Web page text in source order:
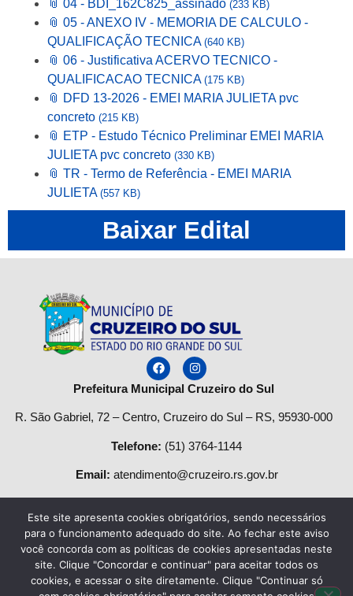
📎 04 - BDI_162C825_assinado (233 KB)
📎 05 - ANEXO IV - MEMORIA DE CALCULO -
QUALIFICAÇÃO TECNICA (640 KB)
📎 06 - Justificativa ACERVO TECNICO -
QUALIFICACAO TECNICA (175 KB)
📎 DFD 13-2026 - EMEI MARIA JULIETA pvc
concreto (215 KB)
📎 ETP - Estudo Técnico Preliminar EMEI MARIA
JULIETA pvc concreto (330 KB)
📎 TR - Termo de Referência - EMEI MARIA
JULIETA (557 KB)
Baixar Edital
Prefeitura Municipal Cruzeiro do Sul
R. São Gabriel, 72 – Centro, Cruzeiro do Sul – RS, 95930-000
Telefone: (51) 3764-1144
Email: atendimento@cruzeiro.rs.gov.br
Segunda a quinta-feira:
Das08h às 12h e das13:30h às 17h.
Sexta-feira das: às 13h
Este site apresenta cookies obrigatórios, sendo necessários
para o funcionamento adequado do site. Ao fechar este aviso
você concorda com as políticas de cookies apresentadas neste
site. Clique "Concordar e continuar" para aceitar todos os
cookies, e acessar o site diretamente. Clique "Continuar só